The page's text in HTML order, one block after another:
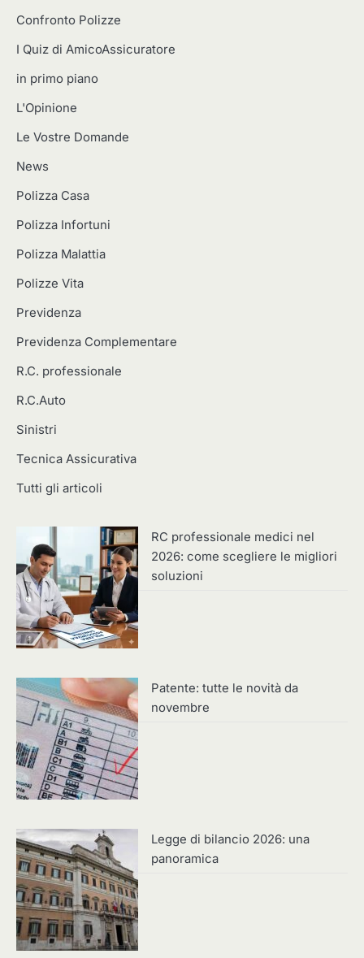
Confronto Polizze
I Quiz di AmicoAssicuratore
in primo piano
L'Opinione
Le Vostre Domande
News
Polizza Casa
Polizza Infortuni
Polizza Malattia
Polizze Vita
Previdenza
Previdenza Complementare
R.C. professionale
R.C.Auto
Sinistri
Tecnica Assicurativa
Tutti gli articoli
RC professionale medici nel
2026: come scegliere le migliori
soluzioni
Patente: tutte le novità da
novembre
Legge di bilancio 2026: una
panoramica